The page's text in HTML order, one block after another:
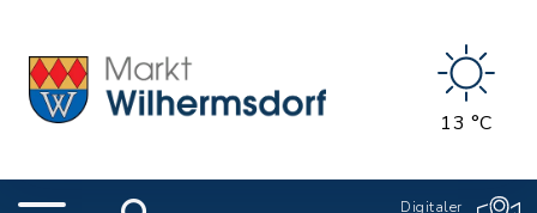
13 °C
Digitaler